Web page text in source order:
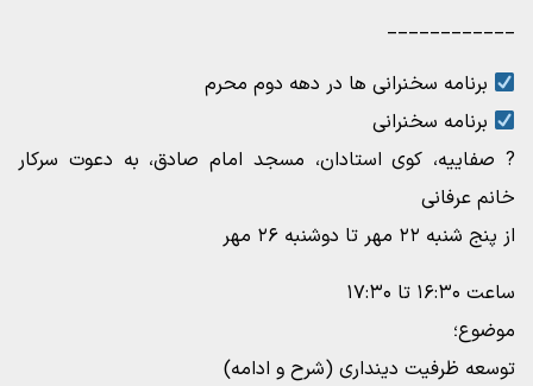
____________
برنامه سخنرانی ها در دهه دوم محرم
برنامه سخنرانی
? صفاییه، کوی استادان، مسجد امام صادق، به دعوت سرکار
خانم عرفانی
از پنج شنبه ۲۲ مهر تا دوشنبه ۲۶ مهر
ساعت ۱۶:۳۰ تا ۱۷:۳۰
موضوع؛
توسعه ظرفیت دینداری (شرح و ادامه)